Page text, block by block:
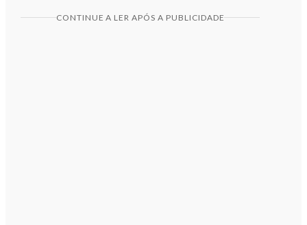
CONTINUE A LER APÓS A PUBLICIDADE